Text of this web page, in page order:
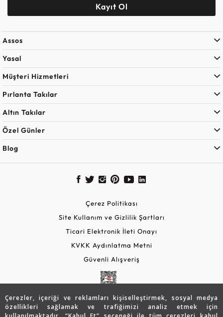
Çerezler, içeriği ve reklamları kişiselleştirmek, sosyal medya
özellikleri sağlamak ve trafiğimizi analiz etmek için
Kayıt Ol
Assos
Yasal
Müşteri Hizmetleri
Pırlanta Takılar
Altın Takılar
Özel Günler
Blog
Çerez Politikası
Site Kullanım ve Gizlilik Şartları
Ticari Elektronik İleti Onayı
KVKK Aydınlatma Metni
Güvenli Alışveriş